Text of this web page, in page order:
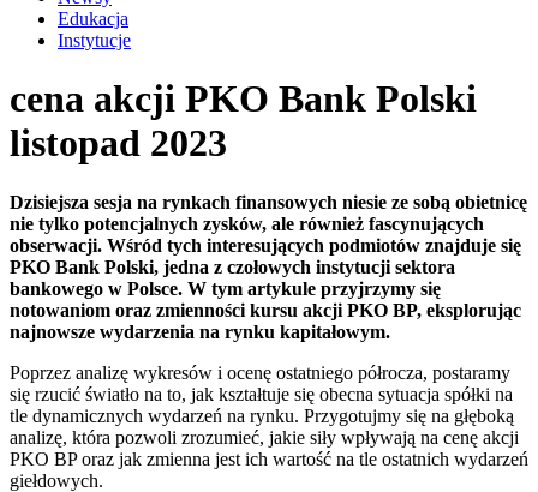
Edukacja
Instytucje
cena akcji PKO Bank Polski
listopad 2023
Dzisiejsza sesja na rynkach finansowych niesie ze sobą obietnicę
nie tylko potencjalnych zysków, ale również fascynujących
obserwacji. Wśród tych interesujących podmiotów znajduje się
PKO Bank Polski, jedna z czołowych instytucji sektora
bankowego w Polsce. W tym artykule przyjrzymy się
notowaniom oraz zmienności kursu akcji PKO BP, eksplorując
najnowsze wydarzenia na rynku kapitałowym.
Poprzez analizę wykresów i ocenę ostatniego półrocza, postaramy
się rzucić światło na to, jak kształtuje się obecna sytuacja spółki na
tle dynamicznych wydarzeń na rynku. Przygotujmy się na głęboką
analizę, która pozwoli zrozumieć, jakie siły wpływają na cenę akcji
PKO BP oraz jak zmienna jest ich wartość na tle ostatnich wydarzeń
giełdowych.